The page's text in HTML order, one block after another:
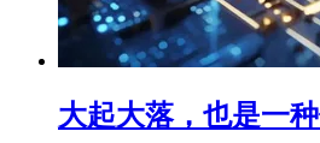
大起大落，也是一